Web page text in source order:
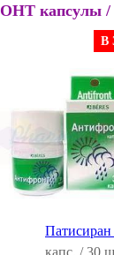
капсулы /
В
Патисиран
капс. / 30